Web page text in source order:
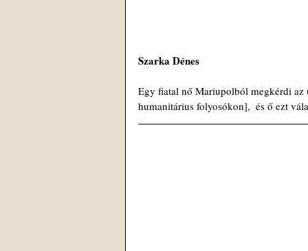
Szarka Dénes
Egy fiatal nő Mariupolból megkérdi
humanitárius folyosókon],  és ő ezt